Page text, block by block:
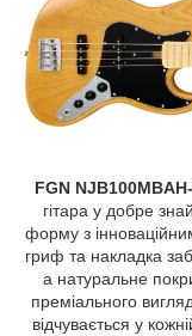
FGN
гітара у добре
форму з
гриф та накладка
а натуральне
преміального
відчувається у